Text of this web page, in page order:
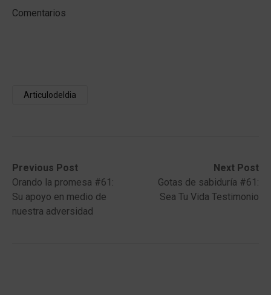
Comentarios
Articulodeldia
Post
navigation
Previous Post
Previous
post:Orando la promesa #61:
Su apoyo en medio de
nuestra adversidad
Next Post
Next
post:
Gotas de sabiduría #61:
Sea Tu Vida Testimonio